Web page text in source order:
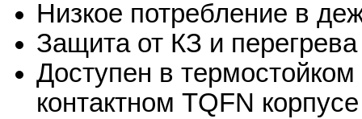
Низкое потребление в
Защита от КЗ и перегрева
Доступен в
контактном TQFN корпусе